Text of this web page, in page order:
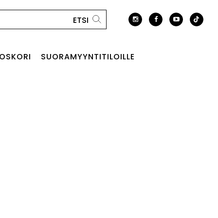
SUORAMYYNTITILOILLE